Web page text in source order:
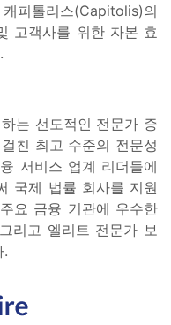
피톨리스(Capitolis)의
고객사를 위한 자본 효
는 선도적인 전문가 증
친 최고 수준의 전문성
서비스 업계 리더들에
국제 법률 회사를 지원
요 금융 기관에 우수한
리고 엘리트 전문가 보
.